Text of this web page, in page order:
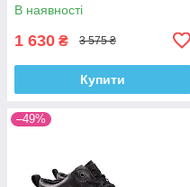
В наявності
1 630 ₴ 3 575 ₴
Купити
–49%